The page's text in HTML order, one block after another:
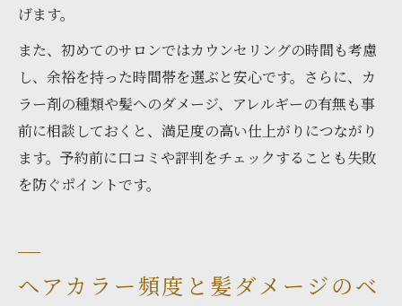
げます。
また、初めてのサロンではカウンセリングの時間も考慮
し、余裕を持った時間帯を選ぶと安心です。さらに、カ
ラー剤の種類や髪へのダメージ、アレルギーの有無も事
前に相談しておくと、満足度の高い仕上がりにつながり
ます。予約前に口コミや評判をチェックすることも失敗
を防ぐポイントです。
ヘアカラー頻度と髪ダメージのベ